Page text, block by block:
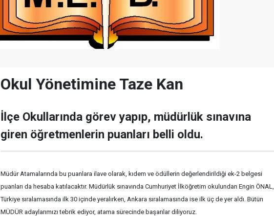
Okul Yönetimine Taze Kan
İlçe Okullarında görev yapıp, müdürlük sınavına
giren öğretmenlerin puanları belli oldu.
Müdür Atamalarında bu puanlara ilave olarak, kıdem ve ödüllerin değerlendirildiği ek-2 belgesi
puanları da hesaba katılacaktır. Müdürlük sınavında Cumhuriyet İlköğretim okulundan Engin ÖNAL,
Türkiye sıralamasında ilk 30 içinde yeralırken, Ankara sıralamasında ise ilk üç de yer aldı. Bütün
MÜDÜR adaylarımızı tebrik ediyor, atama sürecinde başarılar diliyoruz.